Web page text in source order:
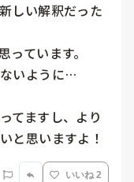
しい解釈だった
ています。
いように…
てますし、より
と思いますよ！
いいね 2